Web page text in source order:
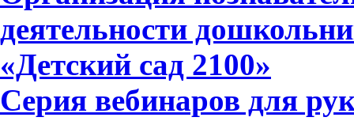
деятельности
«Детский сад 2100»
Серия вебинаров для